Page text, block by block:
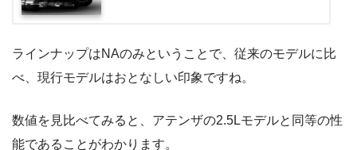
ラインナップはNAのみということで、従来のモデルに比
べ、現行モデルはおとなしい印象ですね。
数値を見比べてみると、アテンザの2.5Lモデルと同等の性
能であることがわかります。